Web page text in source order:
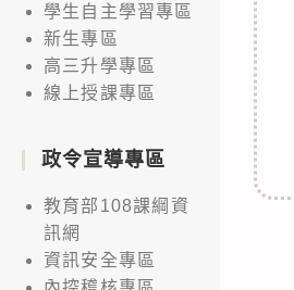
學生自主學習專區
新生專區
高三升學專區
線上授課專區
政令宣導專區
教育部108課綱資
訊網
資訊安全專區